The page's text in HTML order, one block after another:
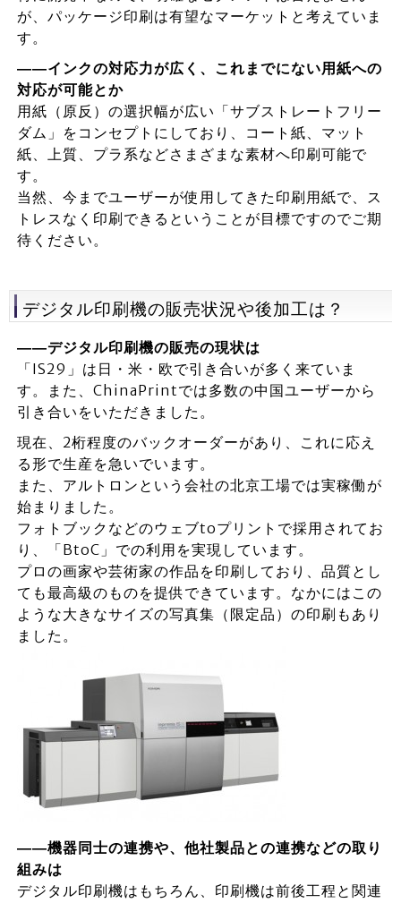
が、パッケージ印刷は有望なマーケットと考えていま
す。
――インクの対応力が広く、これまでにない用紙への
対応が可能とか
用紙（原反）の選択幅が広い「サブストレートフリー
ダム」をコンセプトにしており、コート紙、マット
紙、上質、プラ系などさまざまな素材へ印刷可能で
す。
当然、今までユーザーが使用してきた印刷用紙で、ス
トレスなく印刷できるということが目標ですのでご期
待ください。
デジタル印刷機の販売状況や後加工は？
――デジタル印刷機の販売の現状は
「IS29」は日・米・欧で引き合いが多く来ていま
す。また、ChinaPrintでは多数の中国ユーザーから
引き合いをいただきました。
現在、2桁程度のバックオーダーがあり、これに応え
る形で生産を急いでいます。
また、アルトロンという会社の北京工場では実稼働が
始まりました。
フォトブックなどのウェブtoプリントで採用されてお
り、「BtoC」での利用を実現しています。
プロの画家や芸術家の作品を印刷しており、品質とし
ても最高級のものを提供できています。なかにはこの
ような大きなサイズの写真集（限定品）の印刷もあり
ました。
――機器同士の連携や、他社製品との連携などの取り
組みは
デジタル印刷機はもちろん、印刷機は前後工程と関連